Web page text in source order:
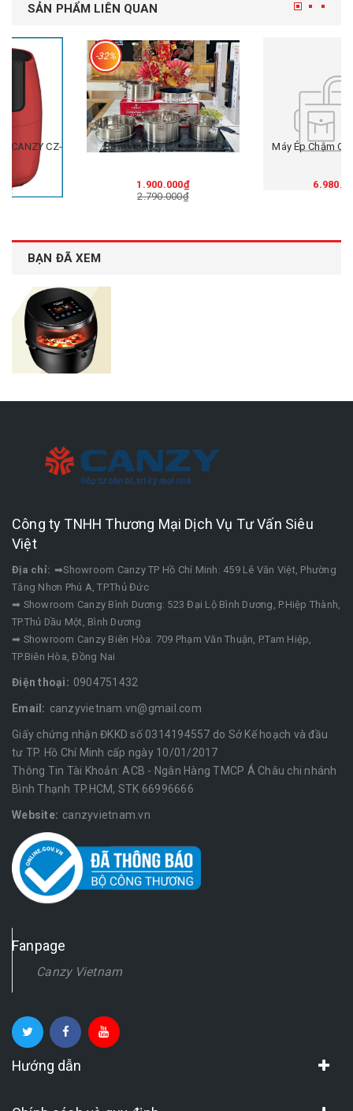
SẢN PHẨM LIÊN QUAN
-32%
Bộ nồi Canzy CZ-N89988C
2.790.000₫
Máy Ép Chậm Canzy CZ-007R
BẠN ĐÃ XEM
Công ty TNHH Thương Mại Dịch Vụ Tư Vấn Siêu
Việt
Địa chỉ: ➡Showroom Canzy TP Hồ Chí Minh: 459 Lê Văn Việt, Phường
Tăng Nhơn Phú A, TP.Thủ Đức
➡ Showroom Canzy Bình Dương: 523 Đại Lộ Bình Dương, P.Hiệp Thành,
TP.Thủ Dầu Một, Bình Dương
➡ Showroom Canzy Biên Hòa: 709 Phạm Văn Thuận, P.Tam Hiệp,
TP.Biên Hòa, Đồng Nai
Điện thoại: 0904751432
Email: canzyvietnam.vn@gmail.com
Giấy chứng nhận ĐKKD số 0314194557 do Sở Kế hoạch và đầu
tư TP. Hồ Chí Minh cấp ngày 10/01/2017
Thông Tin Tài Khoản: ACB - Ngân Hàng TMCP Á Châu chi nhánh
Bình Thạnh TP.HCM, STK 66996666
Website: canzyvietnam.vn
Fanpage
Canzy Vietnam
Hướng dẫn